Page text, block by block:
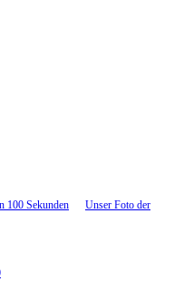
100 Sekunden
Unser Foto der